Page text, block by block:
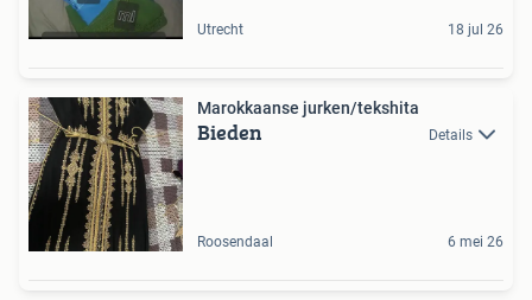
Utrecht 18 jul 26
Marokkaanse jurken/tekshita
Bieden Details
Roosendaal 6 mei 26